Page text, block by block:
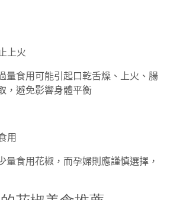
上火
量食用可能引起口乾舌燥、上火、腸
，避免影響身體平衡
用
量食用花椒，而孕婦則應謹慎選擇，